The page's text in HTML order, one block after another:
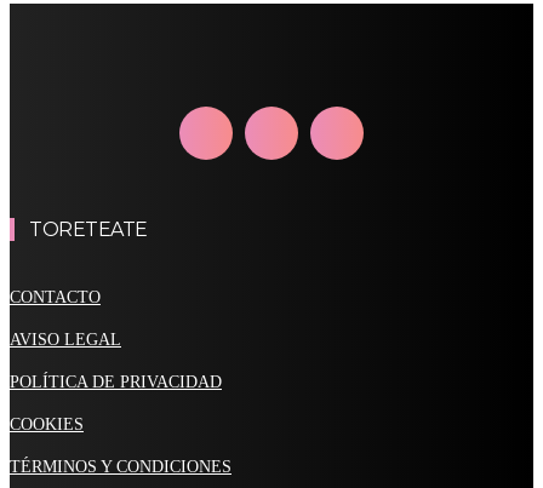
TORETEATE
CONTACTO
AVISO LEGAL
POLÍTICA DE PRIVACIDAD
COOKIES
TÉRMINOS Y CONDICIONES